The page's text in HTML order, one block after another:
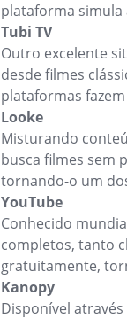
plataforma simula
Tubi TV
Outro excelente
desde filmes
plataformas
Looke
Misturando
busca filmes sem
tornando-o um
YouTube
Conhecido
completos, tanto
gratuitamente,
Kanopy
Disponível